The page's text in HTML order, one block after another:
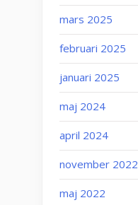
mars 2025
februari 2025
januari 2025
maj 2024
april 2024
november 2022
maj 2022